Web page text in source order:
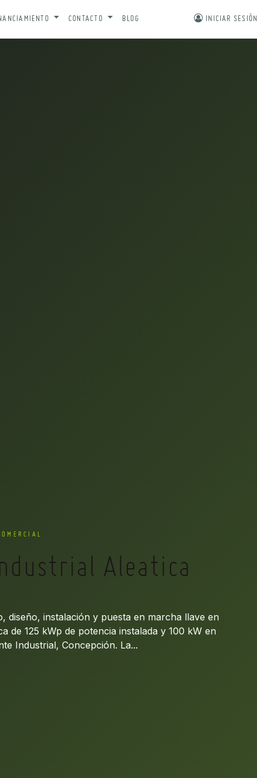
CONTACTO BLOG INICIAR SESIÓN
Aleatica
diseño, instalación y puesta en marcha llave en
de 125 kWp de potencia instalada y 100 kW en
Industrial, Concepción. La...